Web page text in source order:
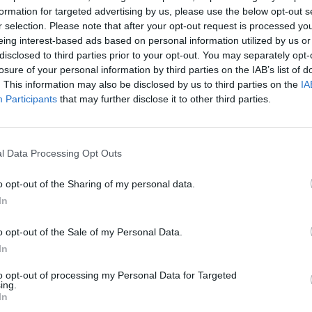
for targeted advertising by us, please use the below opt-out
selection. Please note that after your opt-out request is processed
interest-based ads based on personal information utilized by us
to third parties prior to your opt-out. You may separately
of your personal information by third parties on the IAB’s list of
This information may also be disclosed by us to third parties on the
Participants that may further disclose it to other third parties.
Data Processing Opt Outs
opt-out of the Sharing of my personal data.
opt-out of the Sale of my Personal Data.
opt-out of processing my Personal Data for Targeted
assicurerà anche alla commissaria
Mariann Fischer Boel che non
ma in coincidenza con l'accordo
- forse giàil 19 novembre -
un decreto su tutte le problematiche
delle quote in Italia. Il gruppo ad
ieri ai ministri dell'agricoltura che oltre a
questo aumento nella prima fase della
conto della situazione in cui si
molto limitato di Paesi (vedi
e l'Italia sono per un aumento
quote e la loro fine, mentre altri stati
caso della Francia e parzialmente della
vogliono che il sistema resti parzialmente
L'Italia sta poi cercando di convincere
Trump, Meloni e la strategia